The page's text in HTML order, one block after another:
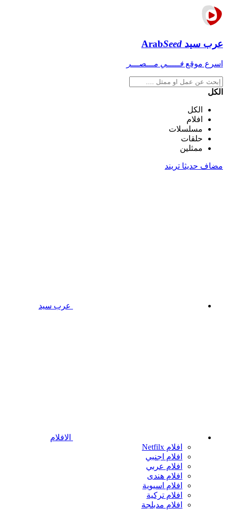
عرب سيد ArabSeed
اسرع موقع فـــــي مـــصـــر
الكل
الكل
افلام
مسلسلات
حلقات
ممثلين
مضاف حديثا تريند
عرب سيد
الافلام
افلام Netfilx
افلام اجنبي
افلام عربي
افلام هندى
افلام اسيوية
افلام تركية
افلام مدبلجة